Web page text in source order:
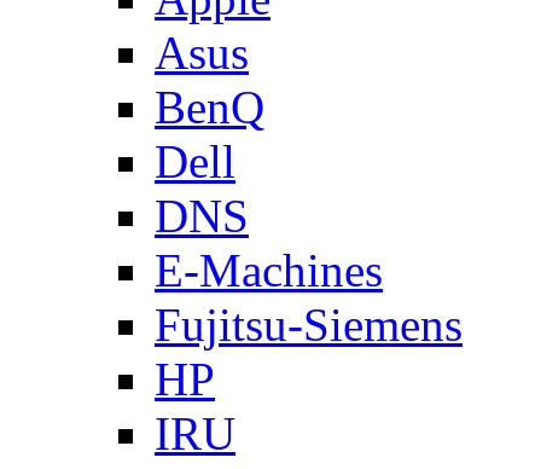
Asus
BenQ
Dell
DNS
E-Machines
Fujitsu-Siemens
HP
IRU